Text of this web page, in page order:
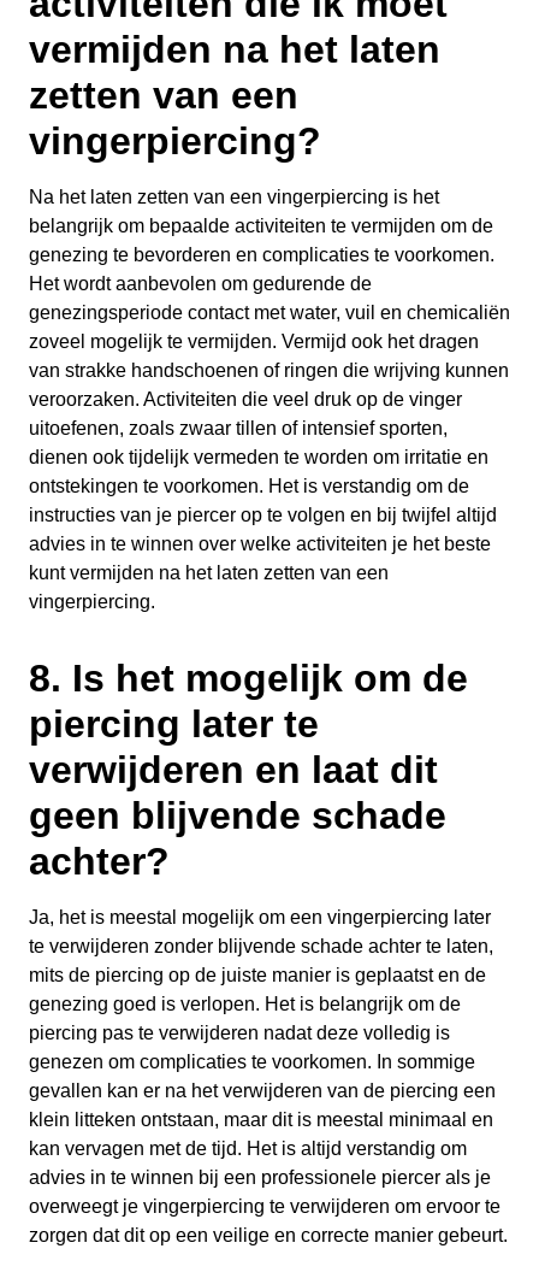
vermijden na het laten
zetten van een
vingerpiercing?
Na het laten zetten van een vingerpiercing is het
belangrijk om bepaalde activiteiten te vermijden om de
genezing te bevorderen en complicaties te voorkomen.
Het wordt aanbevolen om gedurende de
genezingsperiode contact met water, vuil en chemicaliën
zoveel mogelijk te vermijden. Vermijd ook het dragen
van strakke handschoenen of ringen die wrijving kunnen
veroorzaken. Activiteiten die veel druk op de vinger
uitoefenen, zoals zwaar tillen of intensief sporten,
dienen ook tijdelijk vermeden te worden om irritatie en
ontstekingen te voorkomen. Het is verstandig om de
instructies van je piercer op te volgen en bij twijfel altijd
advies in te winnen over welke activiteiten je het beste
kunt vermijden na het laten zetten van een
vingerpiercing.
8. Is het mogelijk om de
piercing later te
verwijderen en laat dit
geen blijvende schade
achter?
Ja, het is meestal mogelijk om een vingerpiercing later
te verwijderen zonder blijvende schade achter te laten,
mits de piercing op de juiste manier is geplaatst en de
genezing goed is verlopen. Het is belangrijk om de
piercing pas te verwijderen nadat deze volledig is
genezen om complicaties te voorkomen. In sommige
gevallen kan er na het verwijderen van de piercing een
klein litteken ontstaan, maar dit is meestal minimaal en
kan vervagen met de tijd. Het is altijd verstandig om
advies in te winnen bij een professionele piercer als je
overweegt je vingerpiercing te verwijderen om ervoor te
zorgen dat dit op een veilige en correcte manier gebeurt.